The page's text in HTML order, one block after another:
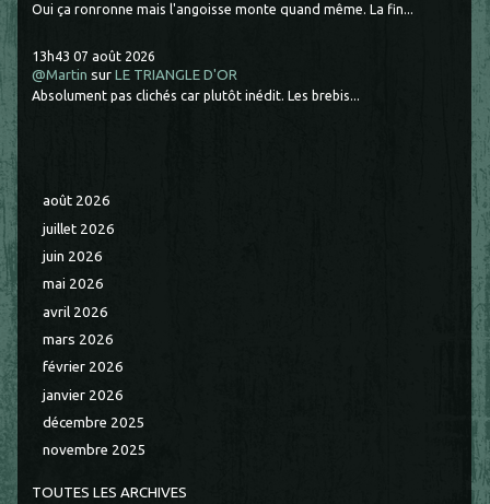
Oui ça ronronne mais l'angoisse monte quand même. La fin...
13h43 07 août 2026
@Martin surLE TRIANGLE D'OR
Absolument pas clichés car plutôt inédit. Les brebis...
août 2026
juillet 2026
juin 2026
mai 2026
avril 2026
mars 2026
février 2026
janvier 2026
décembre 2025
novembre 2025
TOUTES LES ARCHIVES